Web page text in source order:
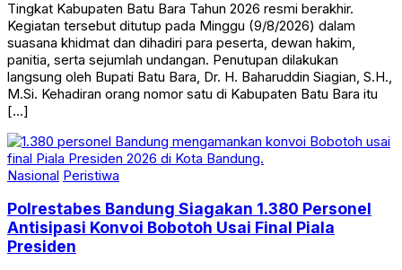
Tingkat Kabupaten Batu Bara Tahun 2026 resmi berakhir.
Kegiatan tersebut ditutup pada Minggu (9/8/2026) dalam
suasana khidmat dan dihadiri para peserta, dewan hakim,
panitia, serta sejumlah undangan. Penutupan dilakukan
langsung oleh Bupati Batu Bara, Dr. H. Baharuddin Siagian, S.H.,
M.Si. Kehadiran orang nomor satu di Kabupaten Batu Bara itu
[…]
Nasional Peristiwa
Polrestabes Bandung Siagakan 1.380 Personel
Antisipasi Konvoi Bobotoh Usai Final Piala
Presiden